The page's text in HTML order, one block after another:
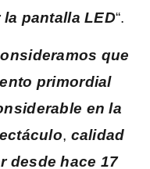
pantalla LED“.
que
primordial
en la
, calidad
desde hace 17